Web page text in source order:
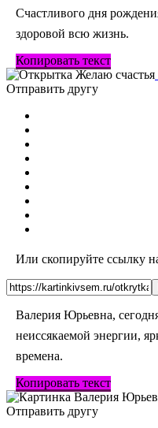
Счастливого дня
здоровой всю жизнь.
Копировать текст
Отправить другу
Или скопируйте ссылку
Валерия Юрьевна,
неиссякаемой энергии,
времена.
Копировать текст
Отправить другу